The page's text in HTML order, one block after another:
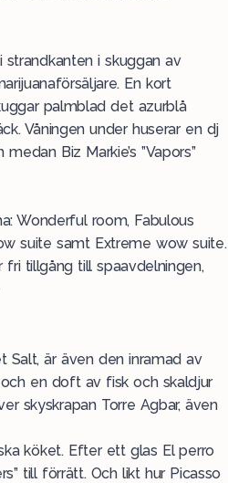
i skuggan av
En kort
palmblad det azurblå
Våningen under huserar en dj
Biz Markie’s ”Vapors”
Wonderful room, Fabulous
suite samt Extreme wow suite.
tillgång till spaavdelningen,
Salt, är även den inramad av
en doft av fisk och skaldjur
skyskrapan Torre Agbar, även
köket. Efter ett glas El perro
till förrätt. Och likt hur Picasso